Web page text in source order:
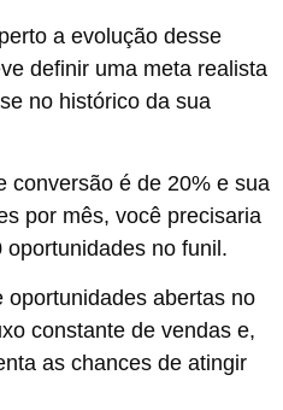
a evolução desse
definir uma meta realista
no histórico da sua
conversão é de 20% e sua
por mês, você precisaria
no funil.
oportunidades abertas no
constante de vendas e,
as chances de atingir